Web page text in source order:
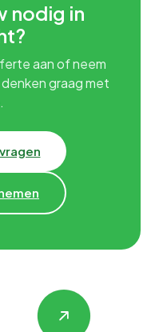
nodig in
aan of neem
graag met